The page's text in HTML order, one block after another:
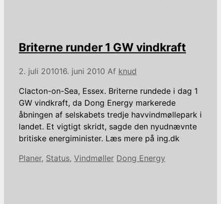
Briterne runder 1 GW vindkraft
2. juli 201016. juni 2010 Af knud
Clacton-on-Sea, Essex. Briterne rundede i dag 1
GW vindkraft, da Dong Energy markerede
åbningen af selskabets tredje havvindmøllepark i
landet. Et vigtigt skridt, sagde den nyudnævnte
britiske energiminister. Læs mere på ing.dk
Kategorier
Planer, Status, Vindmøller Tags
Dong Energy